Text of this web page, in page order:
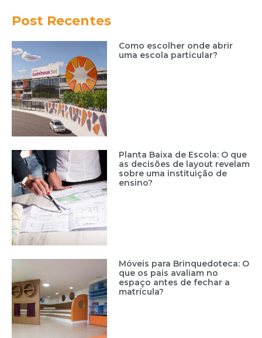
Post Recentes
Como escolher onde abrir
uma escola particular?
Planta Baixa de Escola: O que
as decisões de layout revelam
sobre uma instituição de
ensino?
Móveis para Brinquedoteca: O
que os pais avaliam no
espaço antes de fechar a
matrícula?